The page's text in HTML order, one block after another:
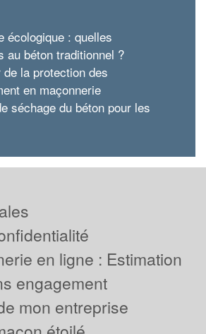
écologique : quelles
au béton traditionnel ?
de la protection des
en maçonnerie
séchage du béton pour les
en ligne : Estimation
engagement
mon entreprise